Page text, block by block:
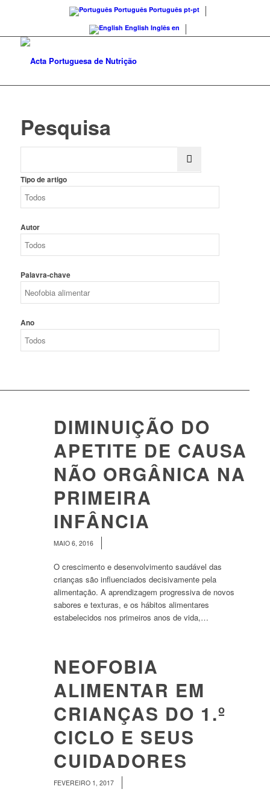
Português Português pt-pt
English Inglês en
Pesquisa
Tipo de artigo
Autor
Palavra-chave
Ano
DIMINUIÇÃO DO
APETITE DE CAUSA
NÃO ORGÂNICA NA
PRIMEIRA
INFÂNCIA
MAIO 6, 2016
O crescimento e desenvolvimento saudável das
crianças são influenciados decisivamente pela
alimentação. A aprendizagem progressiva de novos
sabores e texturas, e os hábitos alimentares
estabelecidos nos primeiros anos de vida,…
NEOFOBIA
ALIMENTAR EM
CRIANÇAS DO 1.º
CICLO E SEUS
CUIDADORES
FEVEREIRO 1, 2017